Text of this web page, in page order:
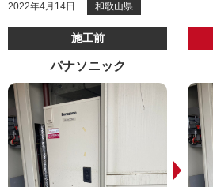
2022年4月14日 和歌山県
施工前
パナソニック